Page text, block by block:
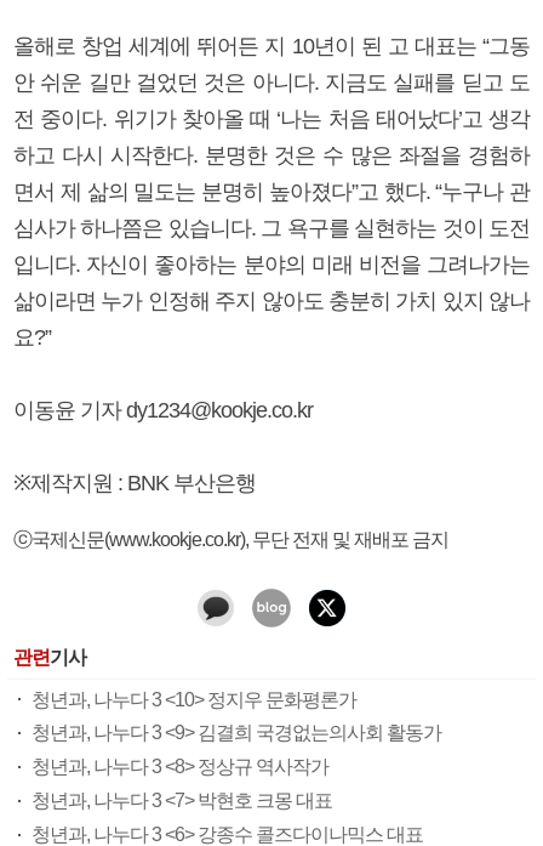
올해로 창업 세계에 뛰어든 지 10년이 된 고 대표는 “그동
안 쉬운 길만 걸었던 것은 아니다. 지금도 실패를 딛고 도
전 중이다. 위기가 찾아올 때 ‘나는 처음 태어났다’고 생각
하고 다시 시작한다. 분명한 것은 수 많은 좌절을 경험하
면서 제 삶의 밀도는 분명히 높아졌다”고 했다. “누구나 관
심사가 하나쯤은 있습니다. 그 욕구를 실현하는 것이 도전
입니다. 자신이 좋아하는 분야의 미래 비전을 그려나가는
삶이라면 누가 인정해 주지 않아도 충분히 가치 있지 않나
요?”
이동윤 기자 dy1234@kookje.co.kr
※제작지원 : BNK 부산은행
ⓒ국제신문(www.kookje.co.kr), 무단 전재 및 재배포 금지
관련기사
청년과, 나누다 3 <10> 정지우 문화평론가
청년과, 나누다 3 <9> 김결희 국경없는의사회 활동가
청년과, 나누다 3 <8> 정상규 역사작가
청년과, 나누다 3 <7> 박현호 크몽 대표
청년과, 나누다 3 <6> 강종수 콜즈다이나믹스 대표